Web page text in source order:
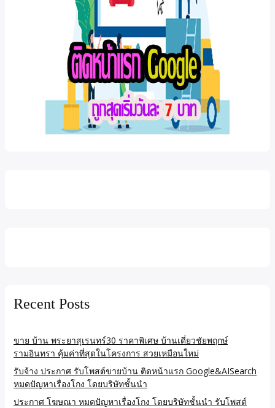
Recent Posts
ขาย บ้าน พระยาสุเรนทร์30 ราคาพิเศษ บ้านเดี่ยวชัยพฤกษ์
รามอินทรา คุ้มค่าที่สุดในโครงการ สวยเหมือนใหม่
รับจ้าง ประกาศ รับโพสต์ขายบ้าน ติดหน้าแรก Google&AISearch
หมดปัญหาเรื่องโกง โดยบริษัทชั้นนำ
ประกาศ โฆษณา หมดปัญหาเรื่องโกง โดยบริษัทชั้นนำ รับโพสต์